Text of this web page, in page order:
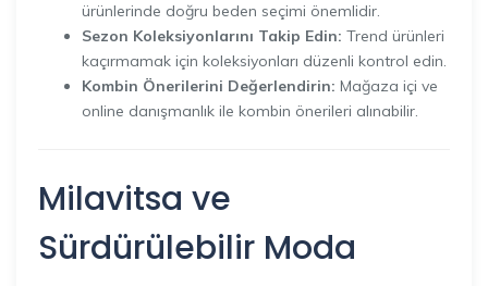
ürünlerinde doğru beden seçimi önemlidir.
Sezon Koleksiyonlarını Takip Edin: Trend ürünleri
kaçırmamak için koleksiyonları düzenli kontrol edin.
Kombin Önerilerini Değerlendirin: Mağaza içi ve
online danışmanlık ile kombin önerileri alınabilir.
Milavitsa ve
Sürdürülebilir Moda